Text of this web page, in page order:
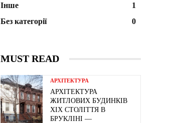
Інше
1
Без категорії
0
MUST READ
АРХІТЕКТУРА
АРХІТЕКТУРА
ЖИТЛОВИХ БУДИНКІВ
ХІХ СТОЛІТТЯ В
БРУКЛІНІ —